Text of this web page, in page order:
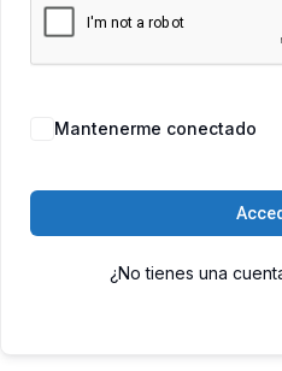
Mantenerme conectado
¿No tienes una